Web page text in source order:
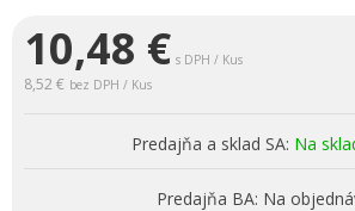
10,48 € s DPH / Kus
8,52 € bez DPH / Kus
Predajňa a sklad SA: Na
Predajňa BA: Na